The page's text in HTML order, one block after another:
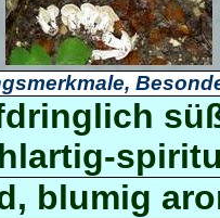
blumig